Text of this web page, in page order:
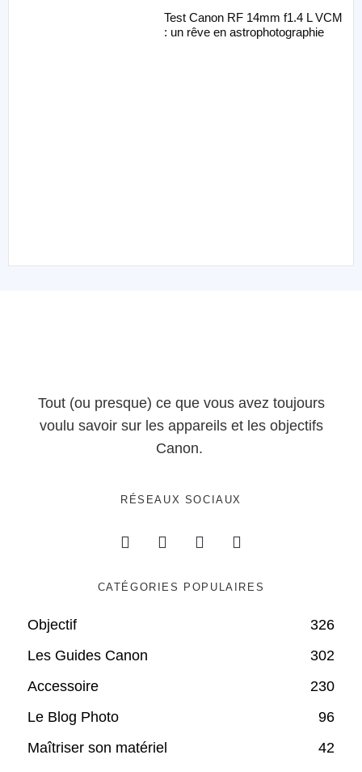
Test Canon RF 14mm f1.4 L VCM
: un rêve en astrophotographie
Tout (ou presque) ce que vous avez toujours
voulu savoir sur les appareils et les objectifs
Canon.
RÉSEAUX SOCIAUX
CATÉGORIES POPULAIRES
Objectif
326
Les Guides Canon
302
Accessoire
230
Le Blog Photo
96
Maîtriser son matériel
42